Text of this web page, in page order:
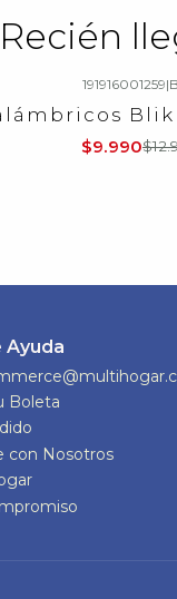
Recién
191916001259|
$9.990
Ayuda
Boleta
con Nosotros